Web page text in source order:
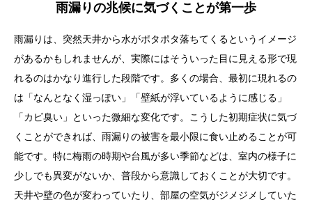
雨漏りの兆候に気づくことが第一歩
雨漏りは、突然天井から水がポタポタ落ちてくるというイメージ
があるかもしれませんが、実際にはそういった目に見える形で現
れるのはかなり進行した段階です。多くの場合、最初に現れるの
は「なんとなく湿っぽい」「壁紙が浮いているように感じる」
「カビ臭い」といった微細な変化です。こうした初期症状に気づ
くことができれば、雨漏りの被害を最小限に食い止めることが可
能です。特に梅雨の時期や台風が多い季節などは、室内の様子に
少しでも異変がないか、普段から意識しておくことが大切です。
天井や壁の色が変わっていたり、部屋の空気がジメジメしていた